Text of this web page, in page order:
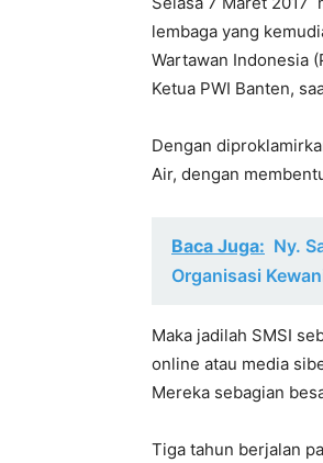
lembaga yang
Wartawan Indonesia
Ketua PWI Banten,
Dengan
Air, dengan
Baca Juga: Ny.
Organisasi
Maka jadilah SMSI
online atau media
Mereka sebagian
Tiga tahun berjalan